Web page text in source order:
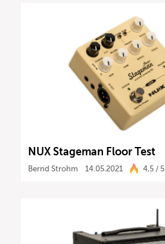
NUX Stageman Floor Test
Bernd Strohm 14.05.2021 4,5 / 5